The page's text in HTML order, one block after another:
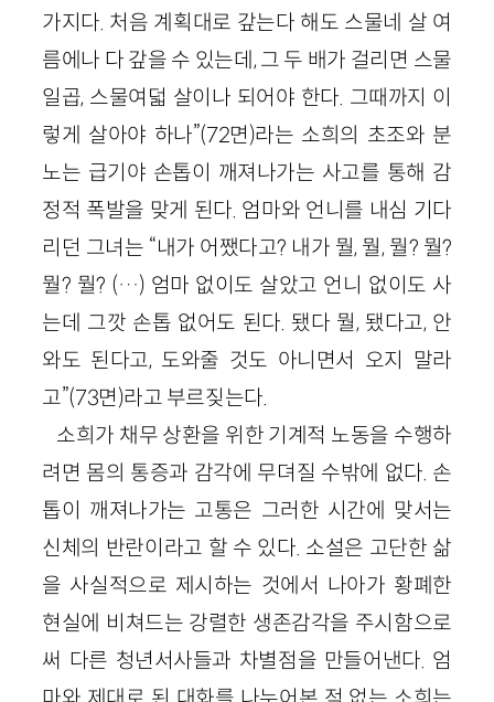
가지다. 처음 계획대로 갚는다 해도 스물네 살 여
름에나 다 갚을 수 있는데, 그 두 배가 걸리면 스물
일곱, 스물여덟 살이나 되어야 한다. 그때까지 이
렇게 살아야 하나”(72면)라는 소희의 초조와 분
노는 급기야 손톱이 깨져나가는 사고를 통해 감
정적 폭발을 맞게 된다. 엄마와 언니를 내심 기다
리던 그녀는 “내가 어쨌다고? 내가 뭘, 뭘, 뭘? 뭘?
뭘? 뭘? (…) 엄마 없이도 살았고 언니 없이도 사
는데 그깟 손톱 없어도 된다. 됐다 뭘, 됐다고, 안
와도 된다고, 도와줄 것도 아니면서 오지 말라
고”(73면)라고 부르짖는다.
소희가 채무 상환을 위한 기계적 노동을 수행하
려면 몸의 통증과 감각에 무뎌질 수밖에 없다. 손
톱이 깨져나가는 고통은 그러한 시간에 맞서는
신체의 반란이라고 할 수 있다. 소설은 고단한 삶
을 사실적으로 제시하는 것에서 나아가 황폐한
현실에 비쳐드는 강렬한 생존감각을 주시함으로
써 다른 청년서사들과 차별점을 만들어낸다. 엄